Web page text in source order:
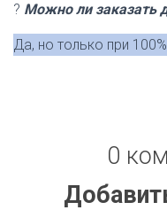
? Можно ли заказать
Да, но только при
0